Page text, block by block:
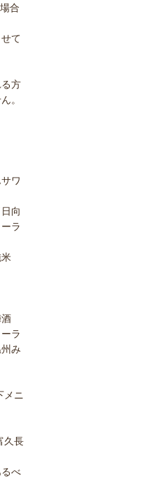
合
て
方
。
ワ
向
ラ
ラ
み
メニ
久長
べ